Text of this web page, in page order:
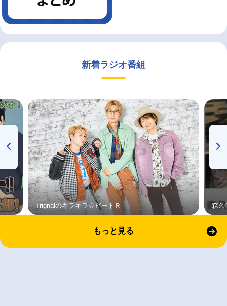
新着ラジオ番組
Trignalのキラキラ☆ビートＲ 森久
もっと見る